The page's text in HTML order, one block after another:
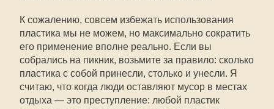
К сожалению, совсем избежать использования
пластика мы не можем, но максимально сократить
его применение вполне реально. Если вы
собрались на пикник, возьмите за правило: сколько
пластика с собой принесли, столько и унесли. Я
считаю, что когда люди оставляют мусор в местах
отдыха — это преступление: любой пластик